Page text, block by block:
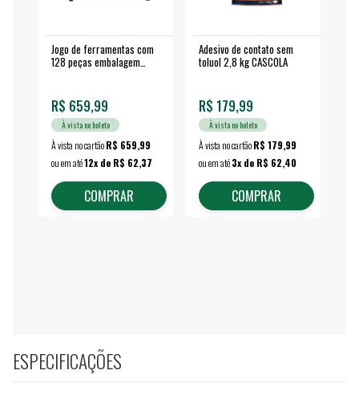
Jogo de ferramentas com
128 peças embalagem
R$ 659,99
À vista no boleto
À vista no cartãoR$ 659,99
ou em até12x de R$ 62,37
COMPRAR
Adesivo de contato sem
toluol 2,8 kg CASCOLA
R$ 179,99
À vista no boleto
À vista no cartãoR$ 179,99
ou em até3x de R$ 62,40
COMPRAR
ESPECIFICAÇÕES